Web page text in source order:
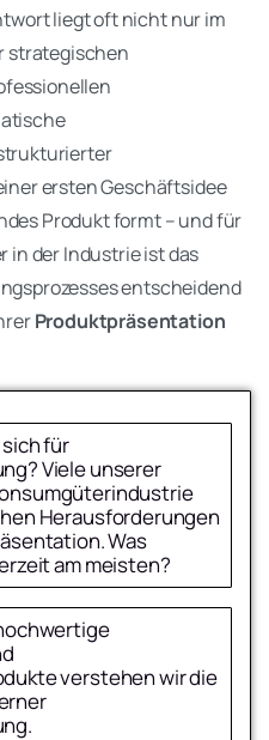
liegt oft nicht nur im
strategischen
ersten Geschäftsidee
Produkt formt – und für
in der Industrie ist das
entscheidend
Produktpräsentation
für
Viele unserer
Herausforderungen
Was
am meisten?
verstehen wir die
neues Produkt und
Verpackung
Verpackung
Markenwerte nicht
optimal
brauchen schnell eine
Lösung
– wir sammeln erst